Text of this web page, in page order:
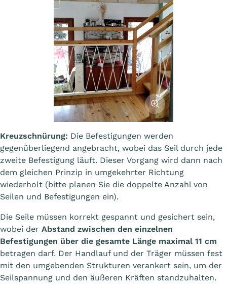
Afficher l'image
Kreuzschnürung: Die Befestigungen werden
gegenüberliegend angebracht, wobei das Seil durch jede
zweite Befestigung läuft. Dieser Vorgang wird dann nach
dem gleichen Prinzip in umgekehrter Richtung
wiederholt (bitte planen Sie die doppelte Anzahl von
Seilen und Befestigungen ein).
Die Seile müssen korrekt gespannt und gesichert sein,
wobei der Abstand zwischen den einzelnen
Befestigungen über die gesamte Länge maximal 11 cm
betragen darf. Der Handlauf und der Träger müssen fest
mit den umgebenden Strukturen verankert sein, um der
Seilspannung und den äußeren Kräften standzuhalten.